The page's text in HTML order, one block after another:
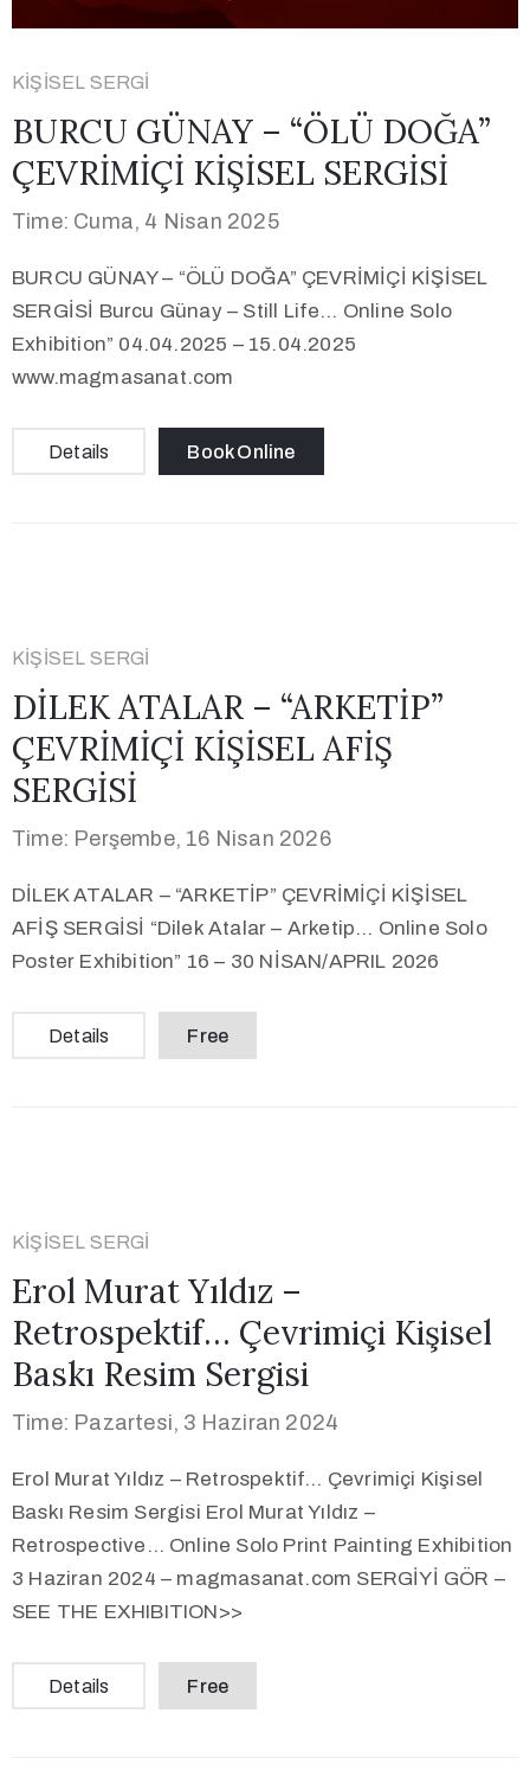
KIŞISEL SERGI
BURCU GÜNAY – “ÖLÜ DOĞA”
ÇEVRİMİÇİ KİŞİSEL SERGİSİ
Time: Cuma, 4 Nisan 2025
BURCU GÜNAY – “ÖLÜ DOĞA” ÇEVRİMİÇİ KİŞİSEL
SERGİSİ Burcu Günay – Still Life… Online Solo
Exhibition” 04.04.2025 – 15.04.2025
www.magmasanat.com
Details Book Online
KIŞISEL SERGI
DİLEK ATALAR – “ARKETİP”
ÇEVRİMİÇİ KİŞİSEL AFİŞ
SERGİSİ
Time: Perşembe, 16 Nisan 2026
DİLEK ATALAR – “ARKETİP” ÇEVRİMİÇİ KİŞİSEL
AFİŞ SERGİSİ “Dilek Atalar – Arketip… Online Solo
Poster Exhibition” 16 – 30 NİSAN/APRIL 2026
Details Free
KIŞISEL SERGI
Erol Murat Yıldız –
Retrospektif… Çevrimiçi Kişisel
Baskı Resim Sergisi
Time: Pazartesi, 3 Haziran 2024
Erol Murat Yıldız – Retrospektif… Çevrimiçi Kişisel
Baskı Resim Sergisi Erol Murat Yıldız –
Retrospective… Online Solo Print Painting Exhibition
3 Haziran 2024 – magmasanat.com SERGİYİ GÖR –
SEE THE EXHIBITION>>
Details Free